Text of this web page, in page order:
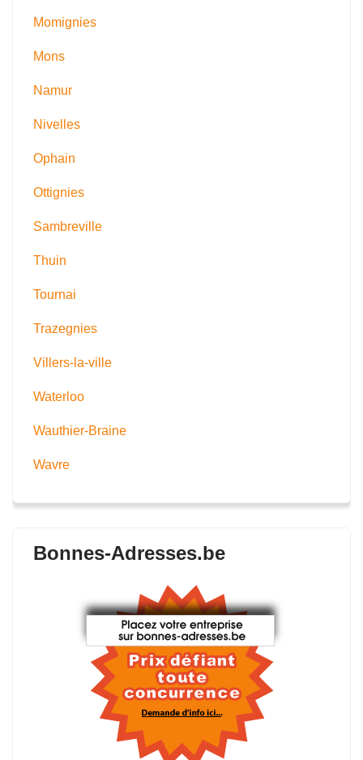
Momignies
Mons
Namur
Nivelles
Ophain
Ottignies
Sambreville
Thuin
Tournai
Trazegnies
Villers-la-ville
Waterloo
Wauthier-Braine
Wavre
Bonnes-Adresses.be